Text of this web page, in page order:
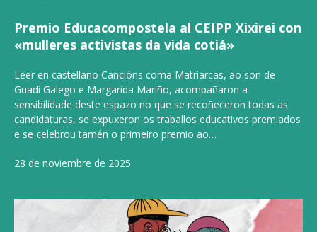
Premio Educacompostela al CEIPP Xixirei con
«mulleres activistas da vida cotiá»
Leer en castellano Cancións coma Matriarcas, ao son de
Guadi Galego e Margarida Mariño, acompañaron a
sensibilidade deste espazo no que se recoñeceron todas as
candidaturas, se expuxeron os traballos educativos premiados
e se celebrou tamén o primeiro premio ao…
28 de noviembre de 2025